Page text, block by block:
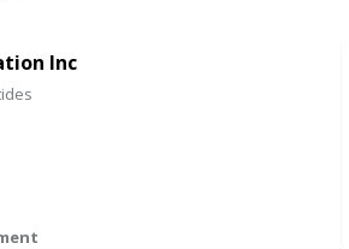
Inc